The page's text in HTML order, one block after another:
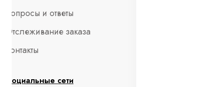
Вопросы и ответы
Отслеживание заказа
Контакты
Социальные сети